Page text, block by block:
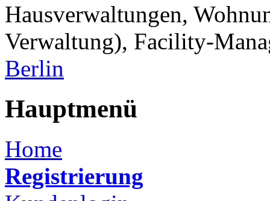
Hausverwaltungen,
Verwaltung), Facility-
Berlin
Hauptmenü
Home
Registrierung